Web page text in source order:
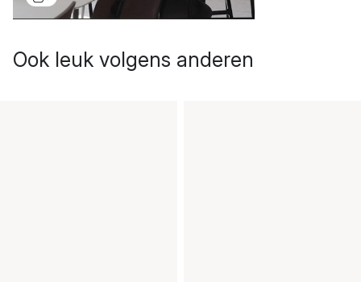
Ook leuk volgens anderen